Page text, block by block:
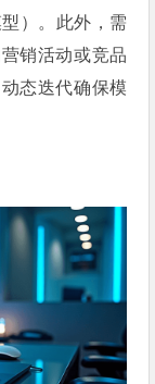
）。此外，需
销活动或竞品
态迭代确保模